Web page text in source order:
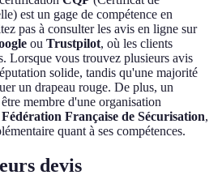
est un gage de compétence en
pas à consulter les avis en ligne sur
ou Trustpilot, où les clients
Lorsque vous trouvez plusieurs avis
solide, tandis qu'une majorité
un drapeau rouge. De plus, un
membre d'une organisation
Fédération Française de Sécurisation,
quant à ses compétences.
devis